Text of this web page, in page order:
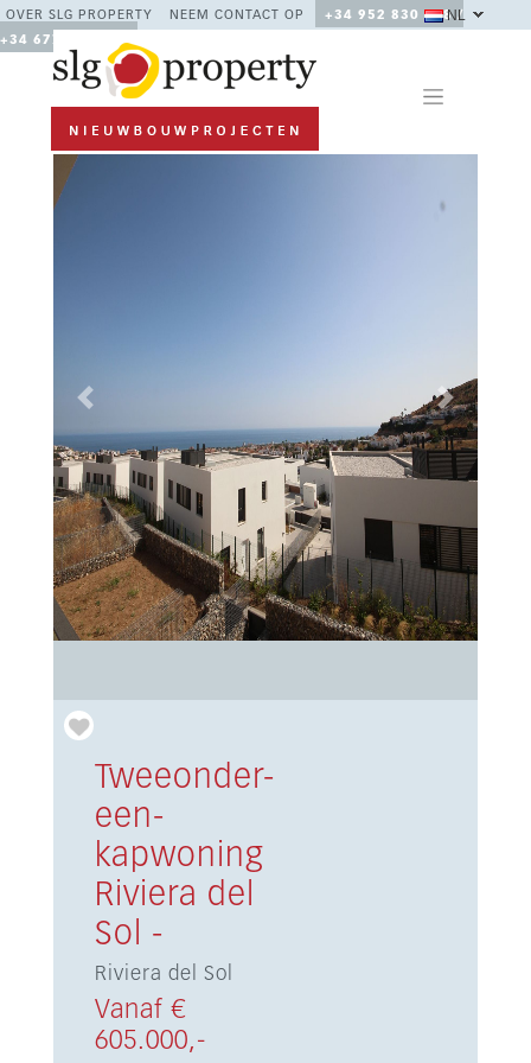
OVER SLG PROPERTY NEEM CONTACT OP
+34 952 830 378 /
+34 677 670 480
NL
Previous Next
Tweeonder-
een-
kapwoning
Riviera del
Sol -
Riviera del Sol
Vanaf €
605.000,-